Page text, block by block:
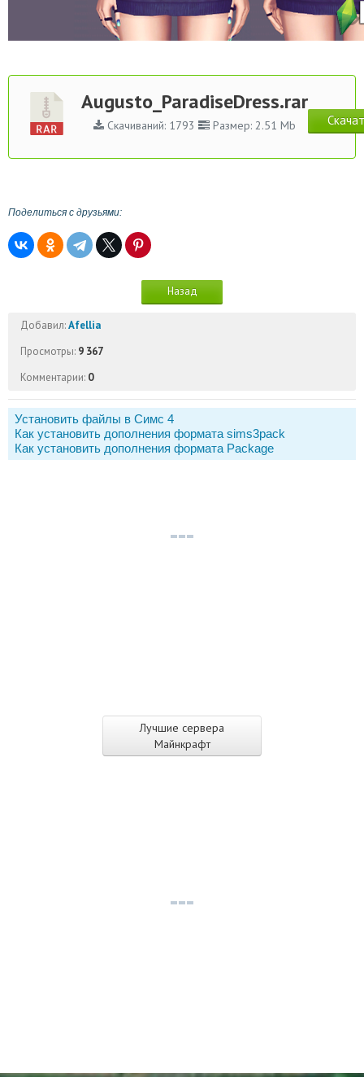
Лучшие сервера
Майнкрафт
Augusto_ParadiseDress.rar
Скачиваний: 1793 Размер: 2.51 Mb
Поделиться с друзьями:
Назад
Добавил:Afellia
Просмотры: 9 367
Комментарии: 0
Установить файлы в Симс 4
Как установить дополнения формата sims3pack
Как установить дополнения формата Package